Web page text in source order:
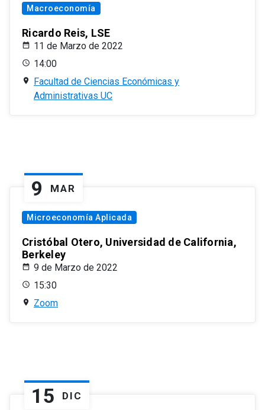
Macroeconomía
Ricardo Reis, LSE
11 de Marzo de 2022
14:00
Facultad de Ciencias Económicas y
Administrativas UC
9 MAR
Microeconomía Aplicada
Cristóbal Otero, Universidad de California,
Berkeley
9 de Marzo de 2022
15:30
Zoom
15 DIC